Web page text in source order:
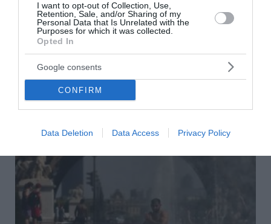
I want to opt-out of Collection, Use,
Retention, Sale, and/or Sharing of my
Personal Data that Is Unrelated with the
Purposes for which it was collected.
Opted In
Google consents
CONFIRM
Data Deletion Data Access Privacy Policy
Η Πρωθυπουργός της Ιταλίας, Τζόρτζια Μελόνι, δεν
θέλει να ηττηθεί στο δικό της πολιτικό γήπεδο. Η
Ιταλίδα Πρωθυπουργός φαίνεται να εγκαταλείπει
10 Αυγούστου 2026